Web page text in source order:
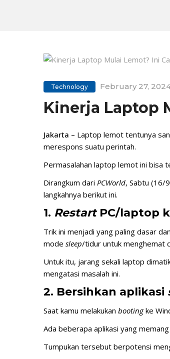
Technology February 27,
Kinerja Laptop
Jakarta – Laptop lemot tentunya
merespons suatu perintah.
Permasalahan laptop lemot ini bisa
Dirangkum dari PCWorld, Sabtu (16/
langkahnya berikut ini.
1. Restart PC/laptop
Trik ini menjadi yang paling dasar
mode sleep/tidur untuk menghemat
Untuk itu, jarang sekali laptop
mengatasi masalah ini.
2. Bersihkan aplikasi
Saat kamu melakukan bootingke
Ada beberapa aplikasi yang
Tumpukan tersebut berpotensi